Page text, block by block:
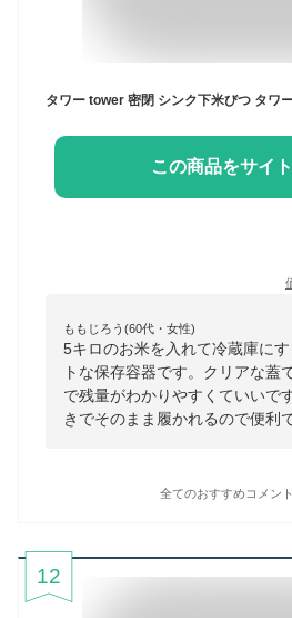
この商品をサイ
ももじろう(60代・女性)
5キロのお米を入れて冷蔵庫に
トな保存容器です。クリアな蓋
で残量がわかりやすくていいで
きでそのまま履かれるので便利
全てのおすすめコメント
12